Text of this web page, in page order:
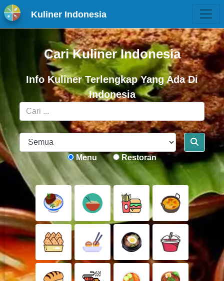
Kuliner Indonesia
Cari Kuliner Indonesia
Info Kuliner Terlengkap Yang Ada Di
Indonesia
Menu Restoran